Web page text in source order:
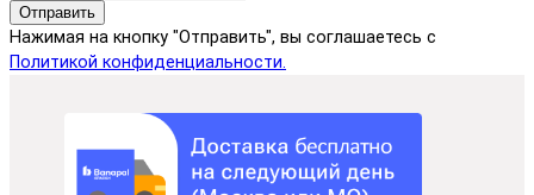
Отправить
Нажимая на кнопку "Отправить", вы соглашаетесь с
Политикой конфиденциальности.